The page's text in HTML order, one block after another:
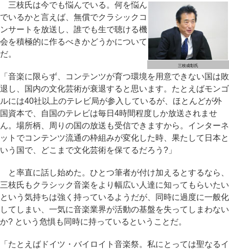
三枝成彰氏
三枝氏は今でも悩んでいる。何を悩ん
でいるかと言えば、無償でクラシックコ
ンサートを放送し、誰でも生で聴ける機
会を積極的に作るべきかどうかについて
だ。
「音楽に限らず、コンテンツが育つ環境を用意できない国は敗
退し、国内の文化芸術が衰退すると思います。たとえばモンゴ
ルには40社以上のテレビ局が参入しているが、ほとんどが外
国資本で、自国のテレビは毎日4時間程度しか放送されませ
ん。場所柄、周りの国の放送も受信できますから。インターネ
ットでコンテンツ流通の枠組みが変化した時、果たして日本と
いう国で、どこまで文化芸術を保てるだろう?」
と率直に話し始めた。ひとつ筆者が付け加えるとするなら、
三枝氏もクラシック音楽をより幅広い人達に知ってもらいたい
という気持ちは強く持っているようだが、同時に過度に一般化
してしまい、一気に音楽業界が活動の基盤を失ってしまわない
か? という危惧も同時に持っているということだ。
「たとえばドイツ・バイロイト音楽祭。私にとっては聖なるイ